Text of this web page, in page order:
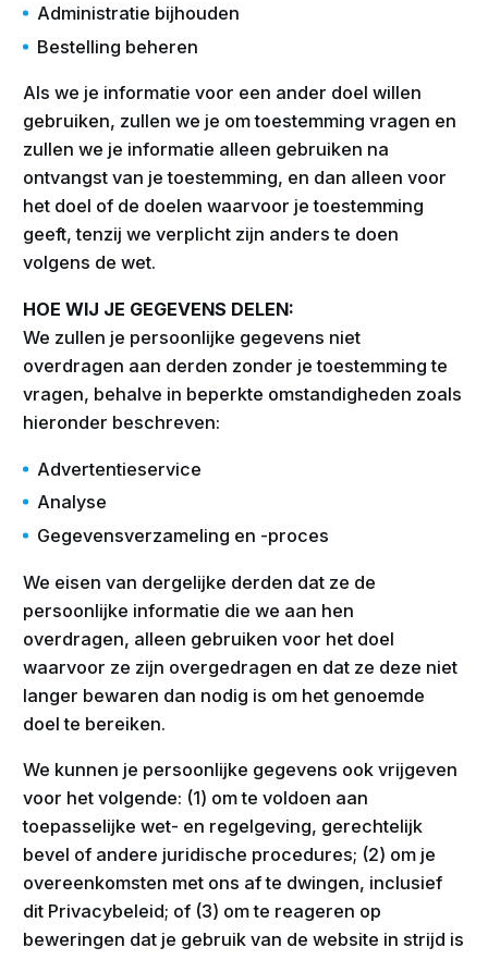
Administratie bijhouden
Bestelling beheren
Als we je informatie voor een ander doel willen
gebruiken, zullen we je om toestemming vragen en
zullen we je informatie alleen gebruiken na
ontvangst van je toestemming, en dan alleen voor
het doel of de doelen waarvoor je toestemming
geeft, tenzij we verplicht zijn anders te doen
volgens de wet.
HOE WIJ JE GEGEVENS DELEN:
We zullen je persoonlijke gegevens niet
overdragen aan derden zonder je toestemming te
vragen, behalve in beperkte omstandigheden zoals
hieronder beschreven:
Advertentieservice
Analyse
Gegevensverzameling en -proces
We eisen van dergelijke derden dat ze de
persoonlijke informatie die we aan hen
overdragen, alleen gebruiken voor het doel
waarvoor ze zijn overgedragen en dat ze deze niet
langer bewaren dan nodig is om het genoemde
doel te bereiken.
We kunnen je persoonlijke gegevens ook vrijgeven
voor het volgende: (1) om te voldoen aan
toepasselijke wet- en regelgeving, gerechtelijk
bevel of andere juridische procedures; (2) om je
overeenkomsten met ons af te dwingen, inclusief
dit Privacybeleid; of (3) om te reageren op
beweringen dat je gebruik van de website in strijd is